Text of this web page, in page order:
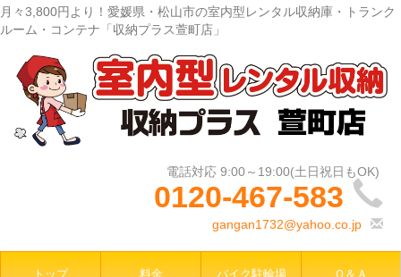
月々3,800円より！愛媛県・松山市の室内型レンタル収納庫・トランク
ルーム・コンテナ「収納プラス萱町店」
0120-467-583
gangan1732@yahoo.co.jp
トップ 料金 バイク駐輪場 Ｑ＆Ａ